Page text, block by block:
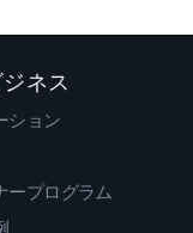
ネス
ション
ープログラム